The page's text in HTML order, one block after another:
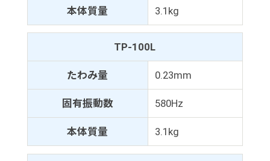
本体質量 3.1kg
TP-100L
たわみ量 0.23mm
固有振動数 580Hz
本体質量 3.1kg